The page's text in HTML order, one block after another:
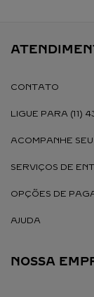
CONTATO
LIGUE PARA (11)
ACOMPANHE
SERVIÇOS DE
OPÇÕES DE
AJUDA
NOSSA